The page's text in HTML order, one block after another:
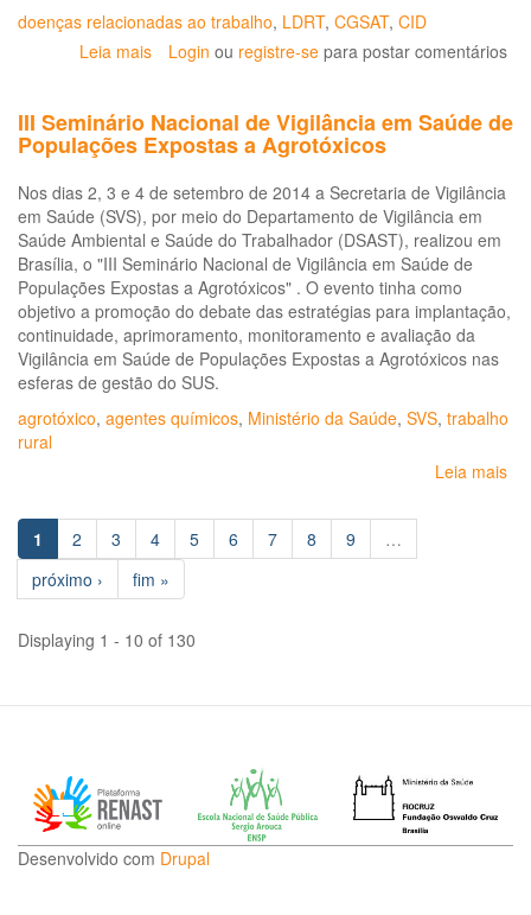
doenças relacionadas ao trabalho, LDRT, CGSAT, CID
Leia mais sobre
sobre
Atualização
Lista
de
Doenças
Relacionadas
ao
Trabalho
(LDRT)
Login ou registre-se para postar comentários
III Seminário Nacional de Vigilância em Saúde de
Populações Expostas a Agrotóxicos
Nos dias 2, 3 e 4 de setembro de 2014 a Secretaria de Vigilância
em Saúde (SVS), por meio do Departamento de Vigilância em
Saúde Ambiental e Saúde do Trabalhador (DSAST), realizou em
Brasília, o "III Seminário Nacional de Vigilância em Saúde de
Populações Expostas a Agrotóxicos" . O evento tinha como
objetivo a promoção do debate das estratégias para implantação,
continuidade, aprimoramento, monitoramento e avaliação da
Vigilância em Saúde de Populações Expostas a Agrotóxicos nas
esferas de gestão do SUS.
agrotóxico, agentes químicos, Ministério da Saúde, SVS, trabalho
rural
Leia mais
1 2 3 4 5 6 7 8 9
…
próximo ›
fim »
Displaying 1 - 10 of 130
Desenvolvido com Drupal